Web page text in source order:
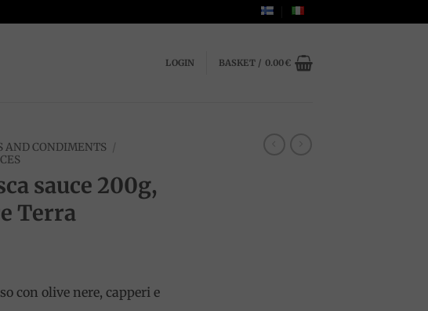
LOGIN BASKET / 0.00€
AND CONDIMENTS /
sauce 200g,
Terra
con olive nere, capperi e